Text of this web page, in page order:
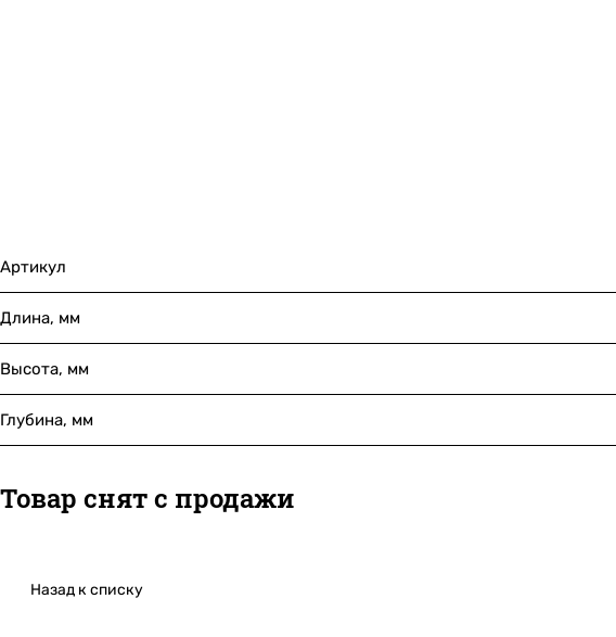
Артикул
Длина, мм
Высота, мм
Глубина, мм
Товар снят с продажи
Назад к списку